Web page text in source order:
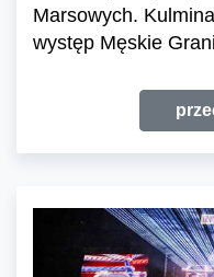
Marsowych.
występ Męskie